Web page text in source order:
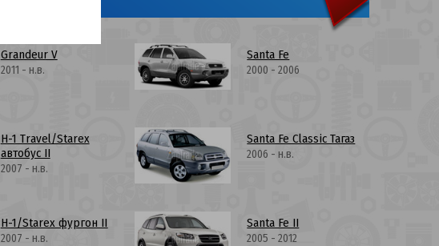
Grandeur V
2011 - н.в.
H-1 Travel/Starex
автобус II
2007 - н.в.
H-1/Starex фургон II
2007 - н.в.
Santa Fe
2000 - 2006
Santa Fe Classic Тагаз
2006 - н.в.
Santa Fe II
2005 - 2012